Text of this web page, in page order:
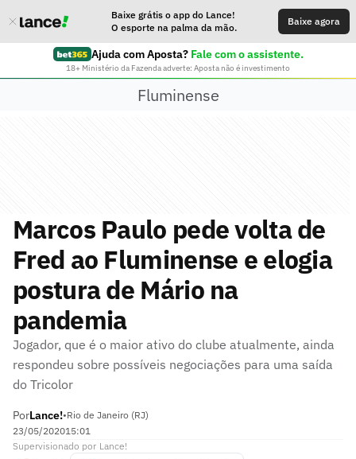
Baixe grátis o app do Lance!
O esporte na palma da mão.
Baixe agora
Ajuda com Aposta? Fale com o assistente.
18+ Ministério da Fazenda adverte: Aposta não é investimento
Fluminense
Marcos Paulo pede volta de
Fred ao Fluminense e elogia
postura de Mário na
pandemia
Jogador, que é o maior ativo do clube atualmente, ainda
respondeu sobre possíveis negociações para uma saída
do Tricolor
PorLance!•Rio de Janeiro (RJ)
23/05/202015:01
Supervisionado por Lance!